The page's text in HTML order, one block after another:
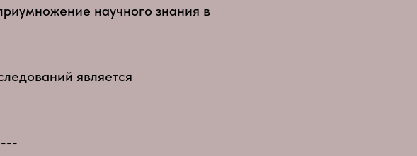
научного знания в
является